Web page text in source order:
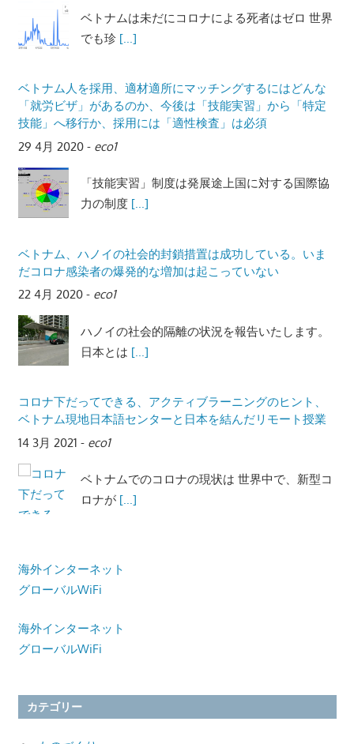
でも珍[...]
「就労ビザ」があるのか、今後は「技能実習」から「特定
技能」へ移行か、採用には「適性検査」は必須
力の制度[...]
だコロナ感染者の爆発的な増加は起こっていない
日本とは[...]
ベトナム現地日本語センターと日本を結んだリモート授業
ロナが[...]
海外インターネット
グローバルWiFi
海外インターネット
グローバルWiFi
カテゴリー